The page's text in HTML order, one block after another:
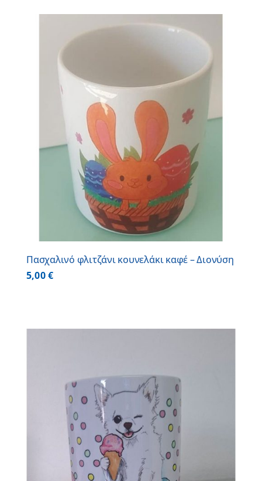
Πασχαλινό φλιτζάνι κουνελάκι καφέ – Διονύση
5,00€